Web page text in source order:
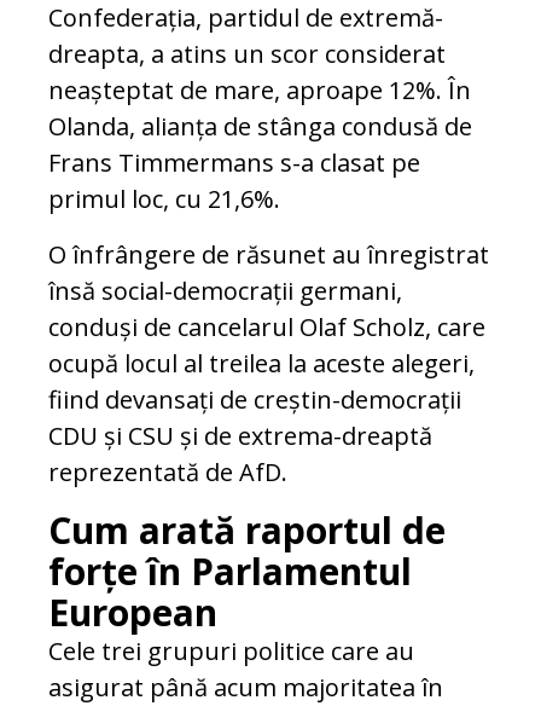
Confederația, partidul de extremă-
dreapta, a atins un scor considerat
neașteptat de mare, aproape 12%. În
Olanda, alianța de stânga condusă de
Frans Timmermans s-a clasat pe
primul loc, cu 21,6%.
O înfrângere de răsunet au înregistrat
însă social-democrații germani,
conduși de cancelarul Olaf Scholz, care
ocupă locul al treilea la aceste alegeri,
fiind devansați de creștin-democrații
CDU și CSU și de extrema-dreaptă
reprezentată de AfD.
Cum arată raportul de
forțe în Parlamentul
European
Cele trei grupuri politice care au
asigurat până acum majoritatea în